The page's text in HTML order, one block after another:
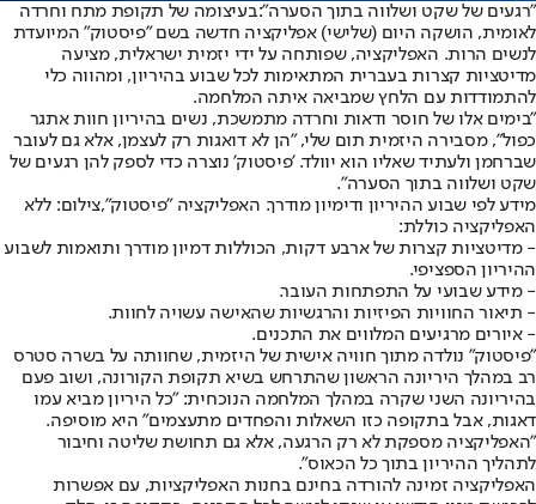
"רגעים של שקט ושלווה בתוך הסערה":בעיצומה של תקופת מתח וחרדה
לאומית, הושקה היום (שלישי) אפליקציה חדשה בשם "פיסטוק" המיועדת
לנשים הרות. האפליקציה, שפותחה על ידי יזמית ישראלית, מציעה
מדיטציות קצרות בעברית המתאימות לכל שבוע בהיריון, ומהווה כלי
להתמודדות עם הלחץ שמביאה איתה המלחמה.
"בימים אלו של חוסר ודאות וחרדה מתמשכת, נשים בהיריון חוות אתגר
כפול", מסבירה היזמית תום שלי, "הן לא דואגות רק לעצמן, אלא גם לעובר
שברחמן ולעתיד שאליו הוא יוולד. 'פיסטוק' נוצרה כדי לספק להן רגעים של
שקט ושלווה בתוך הסערה".
מידע לפי שבוע ההיריון ודימיון מודרך. האפליקציה "פיסטוק",צילום: ללא
האפליקציה כוללת:
- מדיטציות קצרות של ארבע דקות, הכוללות דמיון מודרך ותואמות לשבוע
ההיריון הספציפי.
- מידע שבועי על התפתחות העובר.
- תיאור החוויות הפיזיות והרגשיות שהאישה עשויה לחוות.
- איורים מרגיעים המלווים את התכנים.
"פיסטוק" נולדה מתוך חוויה אישית של היזמית, שחוותה על בשרה סטרס
רב במהלך היריונה הראשון שהתרחש בשיא תקופת הקורונה, ושוב פעם
בהיריונה השני שקרה במהלך המלחמה הנוכחית: "כל היריון מביא עמו
דאגות, אבל בתקופה כזו השאלות והפחדים מתעצמים" היא מוסיפה.
"האפליקציה מספקת לא רק הרגעה, אלא גם תחושת שליטה וחיבור
לתהליך ההיריון בתוך כל הכאוס".
האפליקציה זמינה להורדה בחינם בחנות האפליקציות, עם אפשרות